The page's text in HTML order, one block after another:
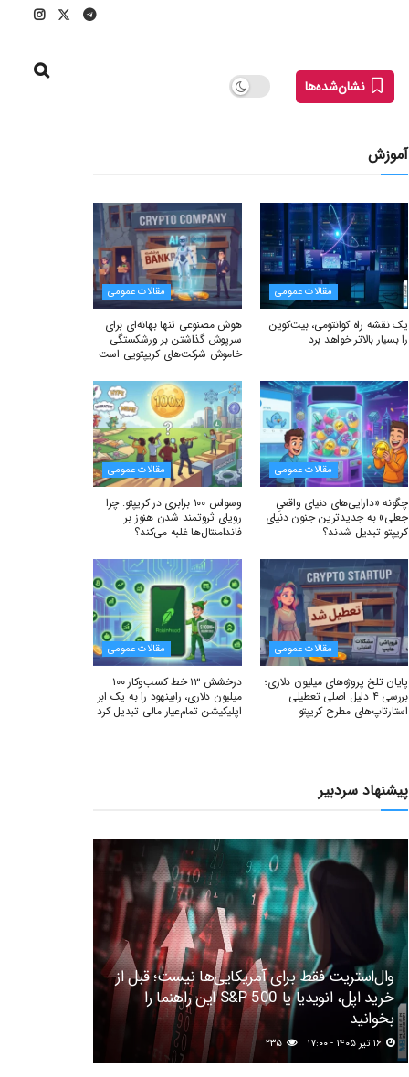
نشان‌شده‌ها
آموزش
مقالات عمومی
یک نقشه راه کوانتومی، بیت‌کوین
را بسیار بالاتر خواهد برد
مقالات عمومی
هوش مصنوعی تنها بهانه‌ای برای
سرپوش گذاشتن بر ورشکستگی
خاموش شرکت‌های کریپتویی است
مقالات عمومی
چگونه «دارایی‌های دنیای واقعیِ
جعلی» به جدیدترین جنون دنیای
کریپتو تبدیل شدند؟
مقالات عمومی
وسواس ۱۰۰ برابری در کریپتو: چرا
رویای ثروتمند شدن هنوز بر
فاندامنتال‌ها غلبه می‌کند؟
مقالات عمومی
پایان تلخ پروژه‌های میلیون دلاری؛
بررسی ۴ دلیل اصلی تعطیلی
استارتاپ‌های مطرح کریپتو
مقالات عمومی
درخشش ۱۳ خط کسب‌وکار ۱۰۰
میلیون دلاری، رابینهود را به یک ابر
اپلیکیشن تمام‌عیار مالی تبدیل کرد
پیشنهاد سردبیر
وال‌استریت فقط برای آمریکایی‌ها نیست؛ قبل از
خرید اپل، انویدیا یا S&P 500 این راهنما را
بخوانید